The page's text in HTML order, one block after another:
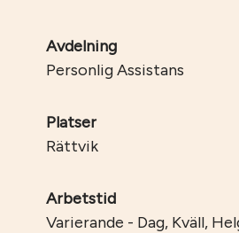
Avdelning
Personlig Assistans
Platser
Rättvik
Arbetstid
Varierande - Dag, Kväll,